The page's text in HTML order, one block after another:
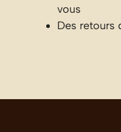
vous
Des retours